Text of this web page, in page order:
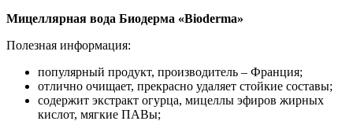
Мицеллярная вода Биодерма «Bioderma»
Полезная информация:
популярный продукт, производитель – Франция;
отлично очищает, прекрасно удаляет стойкие составы;
содержит экстракт огурца, мицеллы эфиров жирных
кислот, мягкие ПАВы;